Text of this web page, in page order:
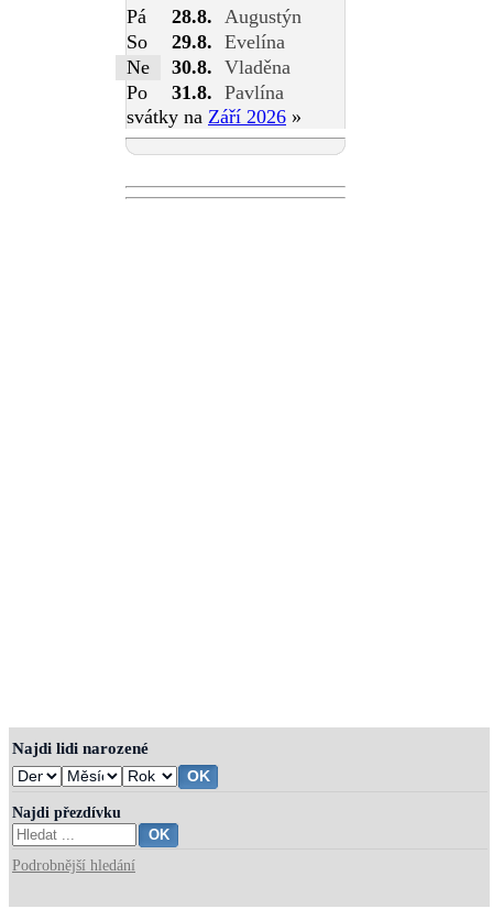
Pá
28.8.
Augustýn
So
29.8. Evelína
Ne
30.8. Vladěna
Po
31.8. Pavlína
svátky na Září 2026 »
Najdi lidi narozené
Najdi přezdívku
Podrobnější hledání